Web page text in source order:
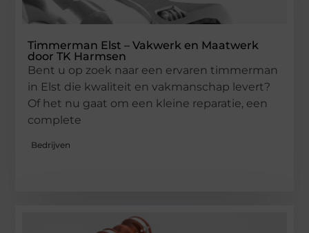
Timmerman Elst – Vakwerk en Maatwerk
door TK Harmsen
Bent u op zoek naar een ervaren timmerman
in Elst die kwaliteit en vakmanschap levert?
Of het nu gaat om een kleine reparatie, een
complete
Bedrijven